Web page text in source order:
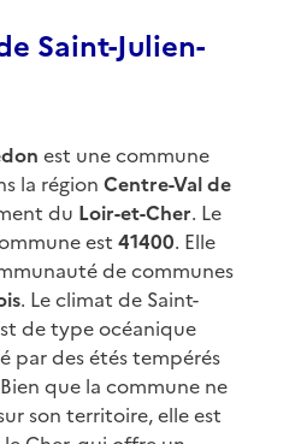
Saint-Julien-
est une commune
la région Centre-Val de
du Loir-et-Cher. Le
est 41400. Elle
de communes
. Le climat de Saint-
de type océanique
par des étés tempérés
que la commune ne
son territoire, elle est